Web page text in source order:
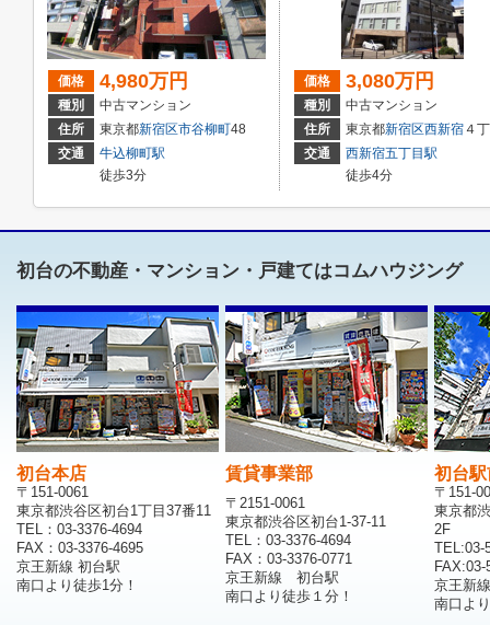
価格 4,980万円
種別
中古マンション
住所
東京都新宿区市谷柳町48
交通
牛込柳町駅
徒歩3分
価格 3,080万円
種別
中古マンション
住所
東京都新宿区西新宿４丁目２１－１６
交通
西新宿五丁目駅
徒歩4分
初台の不動産・マンション・戸建てはコムハウジング
初台本店
〒151-0061
東京都渋谷区初台1丁目37番11
TEL：03-3376-4694
FAX：03-3376-4695
京王新線 初台駅
南口より徒歩1分！
賃貸事業部
〒2151-0061
東京都渋谷区初台1-37-11
TEL：03-3376-4694
FAX：03-3376-0771
京王新線 初台駅
南口より徒歩１分！
初台
〒151-
東京都
2F
TEL:03-
FAX:03-
京王新
南口よ